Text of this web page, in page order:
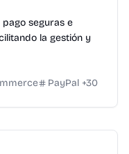
seguras e
la gestión y
PayPal +30